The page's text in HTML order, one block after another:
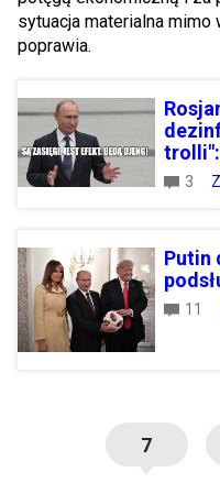
sytuacja materialna
poprawia.
3
Putin
11
7